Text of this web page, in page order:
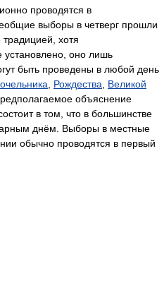
проводятся в
выборы в четверг прошли
традицией, хотя
установлено, оно лишь
быть проведены в любой день
, Рождества, Великой
объяснение
в том, что в большинстве
днём. Выборы в местные
обычно проводятся в первый